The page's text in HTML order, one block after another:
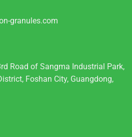
granules.com
Road of Sangma Industrial Park,
Foshan City, Guangdong,